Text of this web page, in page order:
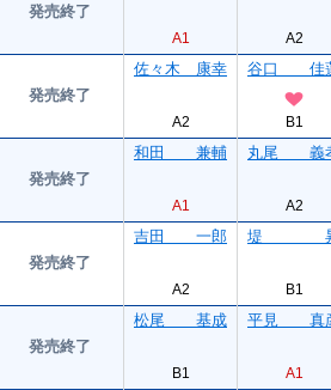
発売終了
A1 A2
発売終了
佐々木 康幸
A2
谷口 佳
B1
発売終了
和田 兼輔
A1
丸尾 義
A2
発売終了
吉田 一郎
A2
堤
B1
発売終了
松尾 基成
B1
平見 真
A1